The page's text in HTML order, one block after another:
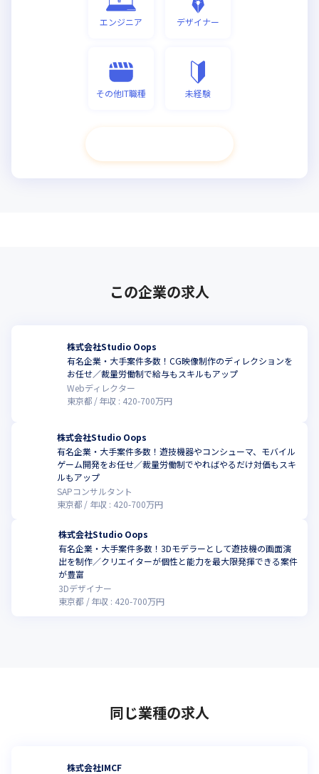
エンジニア デザイナー
その他IT職種 未経験
この企業の求人
株式会社Studio Oops
有名企業・大手案件多数！CG映像制作のディレクションを
お任せ／裁量労働制で給与もスキルもアップ
Webディレクター
東京都
年収 : 420-700万円
株式会社Studio Oops
有名企業・大手案件多数！遊技機器やコンシューマ、モバイル
ゲーム開発をお任せ／裁量労働制でやればやるだけ対価もスキ
ルもアップ
SAPコンサルタント
東京都
年収 : 420-700万円
株式会社Studio Oops
有名企業・大手案件多数！3Dモデラーとして遊技機の画面演
出を制作／クリエイターが個性と能力を最大限発揮できる案件
が豊富
3Dデザイナー
東京都
年収 : 420-700万円
同じ業種の求人
株式会社IMCF